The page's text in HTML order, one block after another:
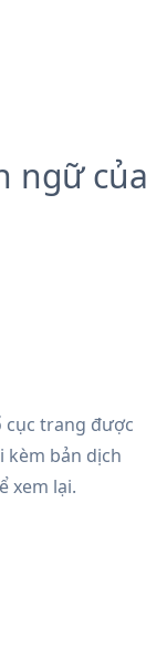
ngữ của
cục trang được
kèm bản dịch
xem lại.